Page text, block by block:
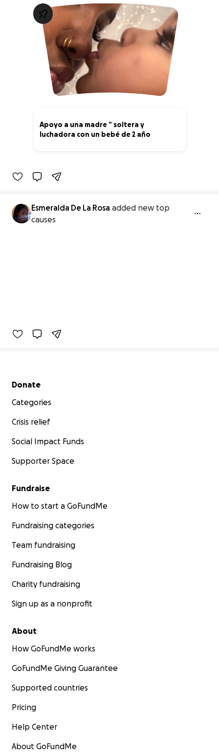
Apoyo a una madre ” soltera y
luchadora con un bebé de 2 año
Esmeralda De La Rosa added new top
causes
Secondary menu
Donate
Categories
Crisis relief
Social Impact Funds
Supporter Space
Fundraise
How to start a GoFundMe
Fundraising categories
Team fundraising
Fundraising Blog
Charity fundraising
Sign up as a nonprofit
About
How GoFundMe works
GoFundMe Giving Guarantee
Supported countries
Pricing
Help Center
About GoFundMe